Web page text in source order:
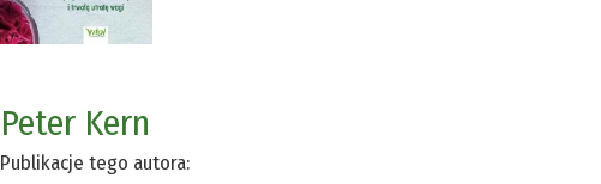
Peter Kern
Publikacje tego autora: